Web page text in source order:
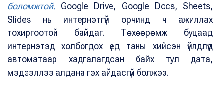
боломжтой. Google Drive, Google Docs, Sheets,
Slides нь интернэтгүй орчинд ч ажиллах
тохиргоотой байдаг. Төхөөрөмж буцаад
интернэтэд холбогдох үед таны хийсэн үйлдлүүд
автоматаар хадгалагдсан байх тул дата,
мэдээллээ алдана гэх айдасгүй болжээ.